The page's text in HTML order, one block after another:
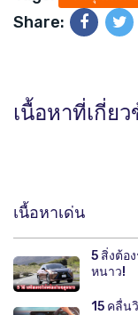
Share:
เนื้อหาที่เกี่ยว
เนื้อหาเด่น
5 สิ่งต้อ
หนาว!
15 คลื่น